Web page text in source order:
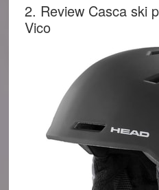
2. Review Casca ski
Vico